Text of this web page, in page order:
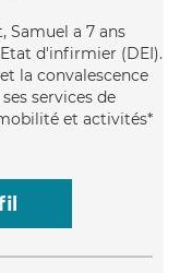
Samuel a 7 ans
d'infirmier (DEI).
la convalescence
services de
et activités*